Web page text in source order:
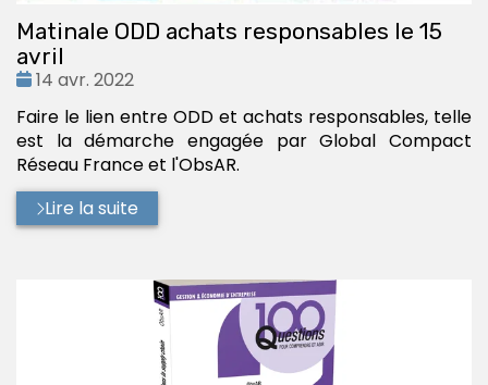
Matinale ODD achats responsables le 15
avril
Date
14 avr. 2022
Faire le lien entre ODD et achats responsables, telle
est la démarche engagée par Global Compact
Réseau France et l'ObsAR.
Lire la suite